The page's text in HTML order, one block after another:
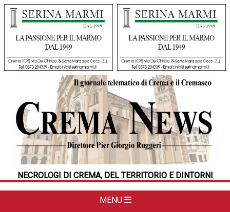
NECROLOGI DI CREMA, DEL TERRITORIO E DINTORNI
MENU
HOME
CRONACA
POLITICA
LA FOTO
DAL TERRITORIO